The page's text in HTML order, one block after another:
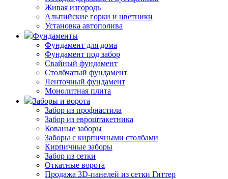
Живая изгородь
Альпийские горки и цветники
Установка автополива
Фундаменты
Фундамент для дома
Фундамент под забор
Свайный фундамент
Столбчатый фундамент
Ленточный фундамент
Монолитная плита
Заборы и ворота
Забор из профнастила
Забор из евроштакетника
Кованые заборы
Заборы с кирпичными столбами
Кирпичные заборы
Забор из сетки
Откатные ворота
Продажа 3D-панелей из сетки Гиттер